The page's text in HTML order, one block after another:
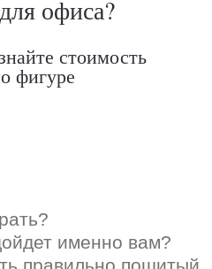
Telegram